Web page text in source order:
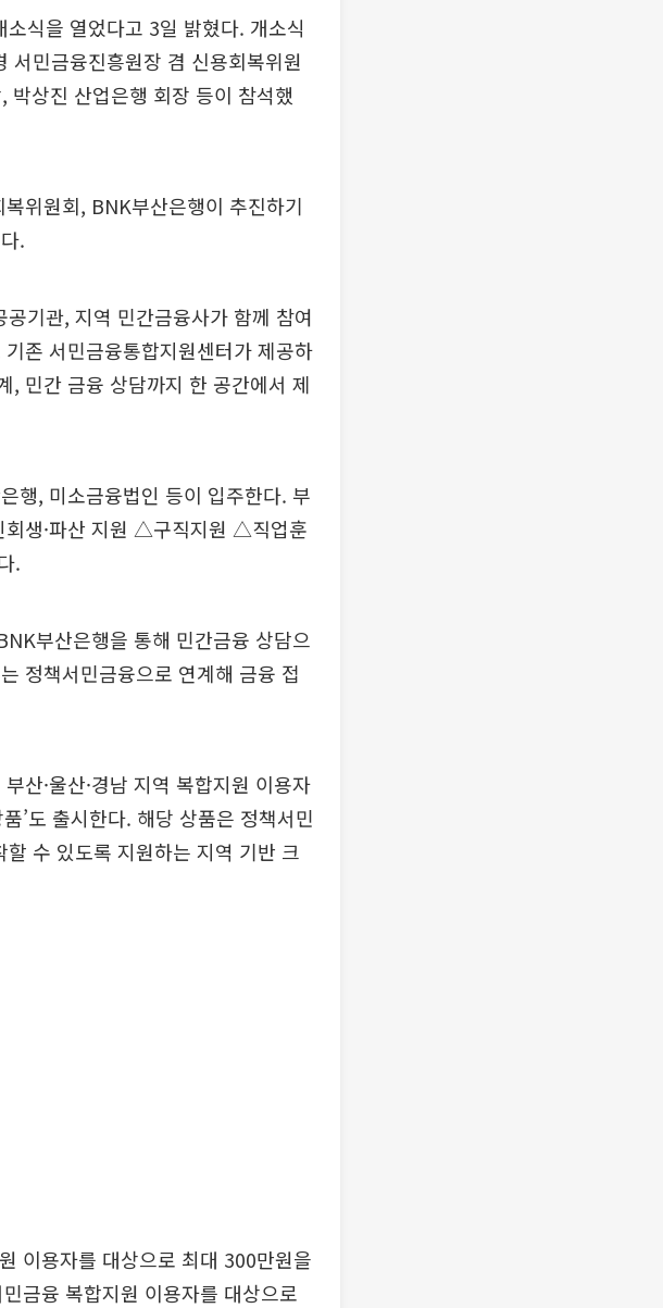
식을 열었다고 3일 밝혔다. 개소식
서민금융진흥원장 겸 신용회복위원
상진 산업은행 회장 등이 참석했
위원회, BNK부산은행이 추진하기
.
기관, 지역 민간금융사가 함께 참여
존 서민금융통합지원센터가 제공하
, 민간 금융 상담까지 한 공간에서 제
행, 미소금융법인 등이 입주한다. 부
생·파산 지원 △구직지원 △직업훈
.
부산은행을 통해 민간금융 상담으
정책서민금융으로 연계해 금융 접
산·울산·경남 지역 복합지원 이용자
’도 출시한다. 해당 상품은 정책서민
수 있도록 지원하는 지역 기반 크
이용자를 대상으로 최대 300만원을
금융 복합지원 이용자를 대상으로